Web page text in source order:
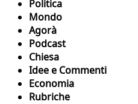
Politica
Mondo
Agorà
Podcast
Chiesa
Idee e Commenti
Economia
Rubriche